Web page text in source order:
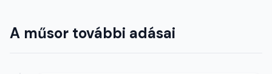
A műsor további adásai